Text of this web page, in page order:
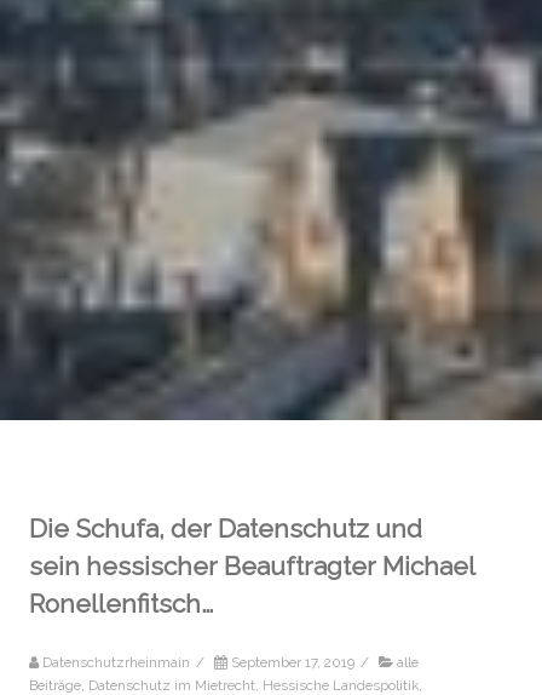
Die Schufa, der Datenschutz und
sein hessischer Beauftragter Michael
Ronellenfitsch…
Datenschutzrheinmain / September 17, 2019 /
alle
Beiträge, Datenschutz im Mietrecht, Hessische Landespolitik,